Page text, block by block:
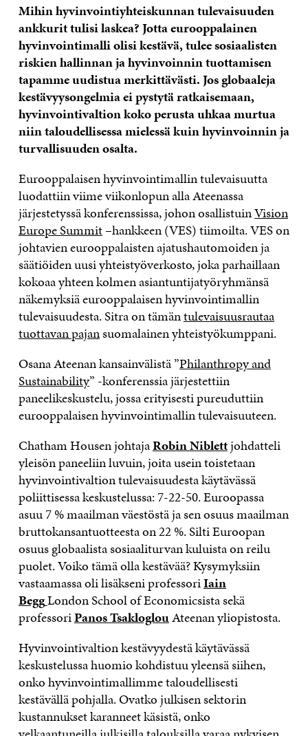
Mihin hyvinvointiyhteiskunnan tulevaisuuden
ankkurit tulisi laskea?Jotta eurooppalainen
hyvinvointimalli olisi kestävä, tulee sosiaalisten
riskien hallinnan ja hyvinvoinnin tuottamisen
tapamme uudistua merkittävästi.Jos globaaleja
kestävyysongelmia ei pystytä ratkaisemaan,
hyvinvointivaltion koko perusta uhkaa murtua
niin taloudellisessa mielessä kuin hyvinvoinnin ja
turvallisuuden osalta.
Eurooppalaisen hyvinvointimallin tulevaisuutta
luodattiin viime viikonlopun alla Ateenassa
järjestetyssä konferenssissa, johon osallistuinVision
Europe Summit–hankkeen (VES) tiimoilta. VES on
johtavien eurooppalaisten ajatushautomoiden ja
säätiöiden uusi yhteistyöverkosto, joka parhaillaan
kokoaa yhteen kolmen asiantuntijatyöryhmänsä
näkemyksiä eurooppalaisen hyvinvointimallin
tulevaisuudesta. Sitra on tämäntulevaisuusrautaa
tuottavan pajansuomalainen yhteistyökumppani.
Osana Ateenan kansainvälistä ”Philanthropy and
Sustainability” -konferenssia järjestettiin
paneelikeskustelu, jossa erityisesti pureuduttiin
eurooppalaisen hyvinvointimallin tulevaisuuteen.
Chatham Housen johtajaRobin Niblettjohdatteli
yleisön paneeliin luvuin, joita usein toistetaan
hyvinvointivaltion tulevaisuudesta käytävässä
poliittisessa keskustelussa: 7-22-50. Euroopassa
asuu 7 % maailman väestöstä ja sen osuus maailman
bruttokansantuotteesta on 22 %. Silti Euroopan
osuus globaalista sosiaaliturvan kuluista on reilu
puolet. Voiko tämä olla kestävää? Kysymyksiin
vastaamassa oli lisäkseni professoriIain
BeggLondon School of Economicsista sekä
professoriPanos TsakloglouAteenan yliopistosta.
Hyvinvointivaltion kestävyydestä käytävässä
keskustelussa huomio kohdistuu yleensä siihen,
onko hyvinvointimallimme taloudellisesti
kestävällä pohjalla. Ovatko julkisen sektorin
kustannukset karanneet käsistä, onko